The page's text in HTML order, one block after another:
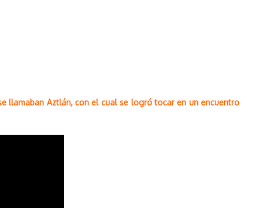
llamaban Aztlán, con el cual se logró tocar en un encuentro